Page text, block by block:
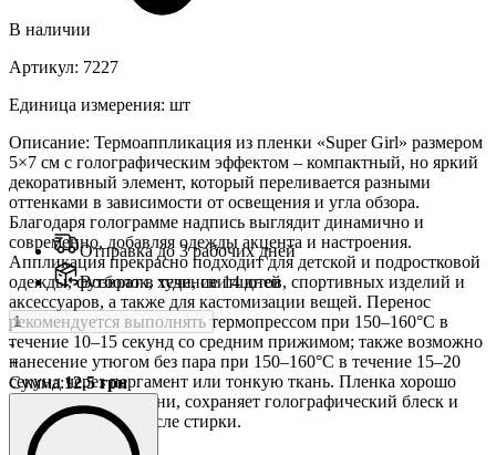
В наличии
Артикул: 7227
Единица измерения: шт
Описание: Термоаппликация из пленки «Super Girl» размером
5×7 см с голографическим эффектом – компактный, но яркий
декоративный элемент, который переливается разными
оттенками в зависимости от освещения и угла обзора.
Благодаря голограмме надпись выглядит динамично и
современно, добавляя одежды акцента и настроения.
Аппликация прекрасно подходит для детской и подростковой
одежды, футболок, худи, свитшотов, спортивных изделий и
аксессуаров, а также для кастомизации вещей. Перенос
рекомендуется выполнять термопрессом при 150–160°C в
течение 10–15 секунд со средним прижимом; также возможно
нанесение утюгом без пара при 150–160°C в течение 15–20
секунд через пергамент или тонкую ткань. Пленка хорошо
фиксируется на ткани, сохраняет голографический блеск и
аккуратный вид после стирки.
Отправка до 3 рабочих дней
Возврат в течение 14 дней
-
+
Сумма:12.5 грн